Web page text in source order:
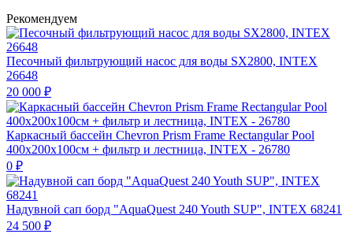
Рекомендуем
Песочный фильтрующий насос для воды SX2800, INTEX
26648
20 000 ₽
Каркасный бассейн Chevron Prism Frame Rectangular Pool
400х200х100см + фильтр и лестница, INTEX - 26780
0 ₽
Надувной сап борд "AquaQuest 240 Youth SUP", INTEX 68241
24 500 ₽